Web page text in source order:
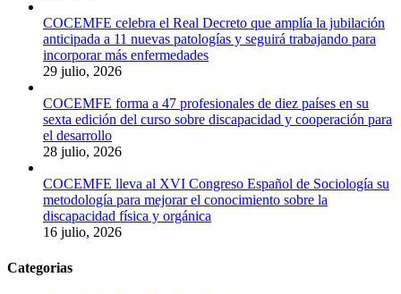
COCEMFE celebra el Real Decreto que amplía la jubilación
anticipada a 11 nuevas patologías y seguirá trabajando para
incorporar más enfermedades
29 julio, 2026
COCEMFE forma a 47 profesionales de diez países en su
sexta edición del curso sobre discapacidad y cooperación para
el desarrollo
28 julio, 2026
COCEMFE lleva al XVI Congreso Español de Sociología su
metodología para mejorar el conocimiento sobre la
discapacidad física y orgánica
16 julio, 2026
Categorias